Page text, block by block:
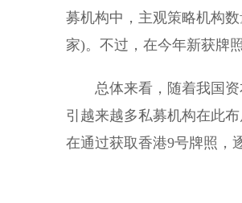
募机构中，主观策略机构
家)。不过，在今年新获牌
总体来看，随着我国
引越来越多私募机构在此
在通过获取香港9号牌照，